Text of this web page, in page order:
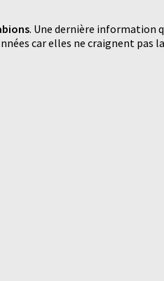
. Une dernière information
car elles ne craignent pas